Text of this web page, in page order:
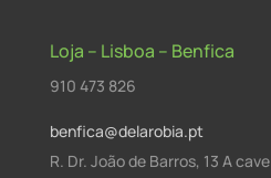
Loja – Lisboa – Benfica
910 473 826
benfica@delarobia.pt
R. Dr. João de Barros, 13 A cave